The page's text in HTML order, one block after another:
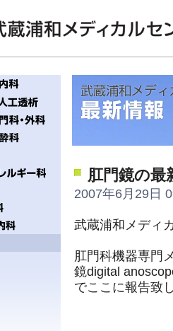
肛門鏡の最
2007年6月29日
武蔵浦和メディ
肛門科機器専門
鏡digital
でここに報告致